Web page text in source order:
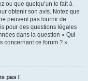
ou que quelqu’un le fait à
obtenir son avis. Notez que
peuvent pas fournir de
pour des questions légales
dans la question « Qui
concernant ce forum ? ».
pas !